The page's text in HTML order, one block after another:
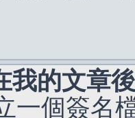
我的文章
一個簽名